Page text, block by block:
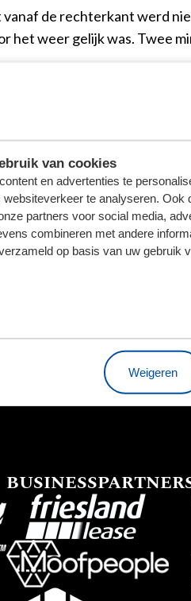
van cookies
en advertenties te
te analyseren. Ook
partners voor social media,
combineren met andere
op basis van uw gebruik
Weigeren
de rechterkant werd
weer gelijk was. Twee
probeerde het na 36
werd nog gestopt, maar
zestigste minuut, maar
een tik uit. Een paar
er als de kippen bij om
raakte in de slotfase.